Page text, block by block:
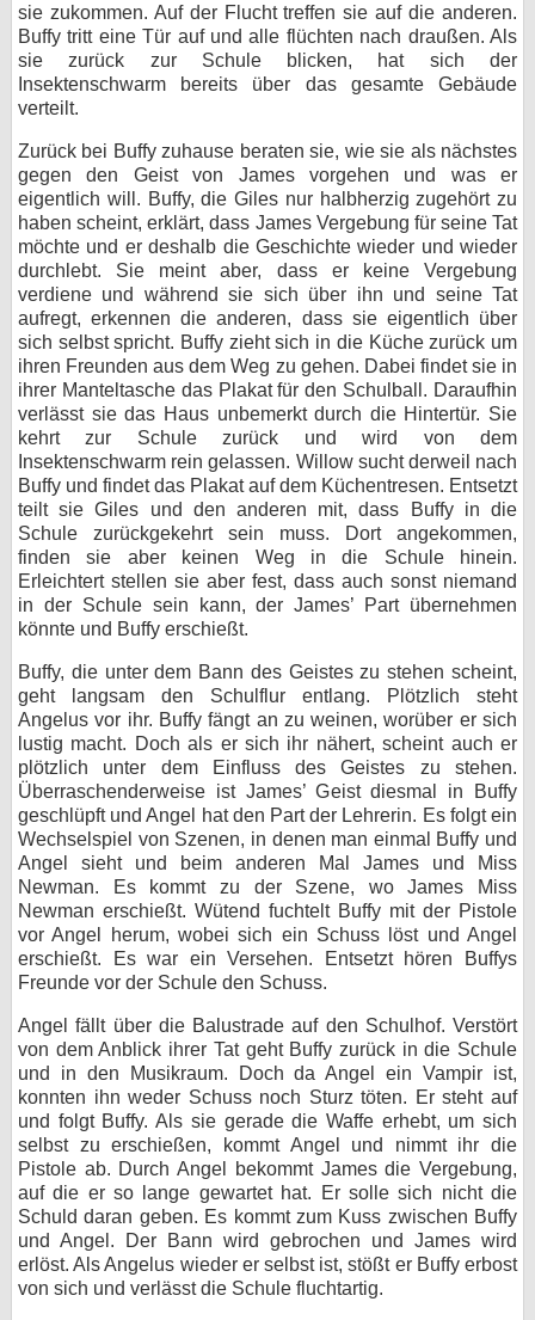
sie zukommen. Auf der Flucht treffen sie auf die anderen.
Buffy tritt eine Tür auf und alle flüchten nach draußen. Als
sie zurück zur Schule blicken, hat sich der
Insektenschwarm bereits über das gesamte Gebäude
verteilt.
Zurück bei Buffy zuhause beraten sie, wie sie als nächstes
gegen den Geist von James vorgehen und was er
eigentlich will. Buffy, die Giles nur halbherzig zugehört zu
haben scheint, erklärt, dass James Vergebung für seine Tat
möchte und er deshalb die Geschichte wieder und wieder
durchlebt. Sie meint aber, dass er keine Vergebung
verdiene und während sie sich über ihn und seine Tat
aufregt, erkennen die anderen, dass sie eigentlich über
sich selbst spricht. Buffy zieht sich in die Küche zurück um
ihren Freunden aus dem Weg zu gehen. Dabei findet sie in
ihrer Manteltasche das Plakat für den Schulball. Daraufhin
verlässt sie das Haus unbemerkt durch die Hintertür. Sie
kehrt zur Schule zurück und wird von dem
Insektenschwarm rein gelassen. Willow sucht derweil nach
Buffy und findet das Plakat auf dem Küchentresen. Entsetzt
teilt sie Giles und den anderen mit, dass Buffy in die
Schule zurückgekehrt sein muss. Dort angekommen,
finden sie aber keinen Weg in die Schule hinein.
Erleichtert stellen sie aber fest, dass auch sonst niemand
in der Schule sein kann, der James’ Part übernehmen
könnte und Buffy erschießt.
Buffy, die unter dem Bann des Geistes zu stehen scheint,
geht langsam den Schulflur entlang. Plötzlich steht
Angelus vor ihr. Buffy fängt an zu weinen, worüber er sich
lustig macht. Doch als er sich ihr nähert, scheint auch er
plötzlich unter dem Einfluss des Geistes zu stehen.
Überraschenderweise ist James’ Geist diesmal in Buffy
geschlüpft und Angel hat den Part der Lehrerin. Es folgt ein
Wechselspiel von Szenen, in denen man einmal Buffy und
Angel sieht und beim anderen Mal James und Miss
Newman. Es kommt zu der Szene, wo James Miss
Newman erschießt. Wütend fuchtelt Buffy mit der Pistole
vor Angel herum, wobei sich ein Schuss löst und Angel
erschießt. Es war ein Versehen. Entsetzt hören Buffys
Freunde vor der Schule den Schuss.
Angel fällt über die Balustrade auf den Schulhof. Verstört
von dem Anblick ihrer Tat geht Buffy zurück in die Schule
und in den Musikraum. Doch da Angel ein Vampir ist,
konnten ihn weder Schuss noch Sturz töten. Er steht auf
und folgt Buffy. Als sie gerade die Waffe erhebt, um sich
selbst zu erschießen, kommt Angel und nimmt ihr die
Pistole ab. Durch Angel bekommt James die Vergebung,
auf die er so lange gewartet hat. Er solle sich nicht die
Schuld daran geben. Es kommt zum Kuss zwischen Buffy
und Angel. Der Bann wird gebrochen und James wird
erlöst. Als Angelus wieder er selbst ist, stößt er Buffy erbost
von sich und verlässt die Schule fluchtartig.